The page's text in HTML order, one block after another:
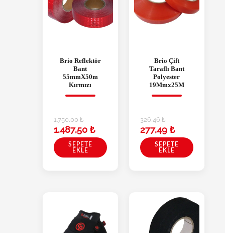
Brio Reflektör
Bant
55mmX50m
Kırmızı
1.750,00₺
1.487,50 ₺
SEPETE
EKLE
Brio Çift
Taraflı Bant
Polyester
19Mmx25M
326,46₺
277,49 ₺
SEPETE
EKLE